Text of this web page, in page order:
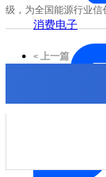
消费电子
级，为全国能源行业
< 上一篇